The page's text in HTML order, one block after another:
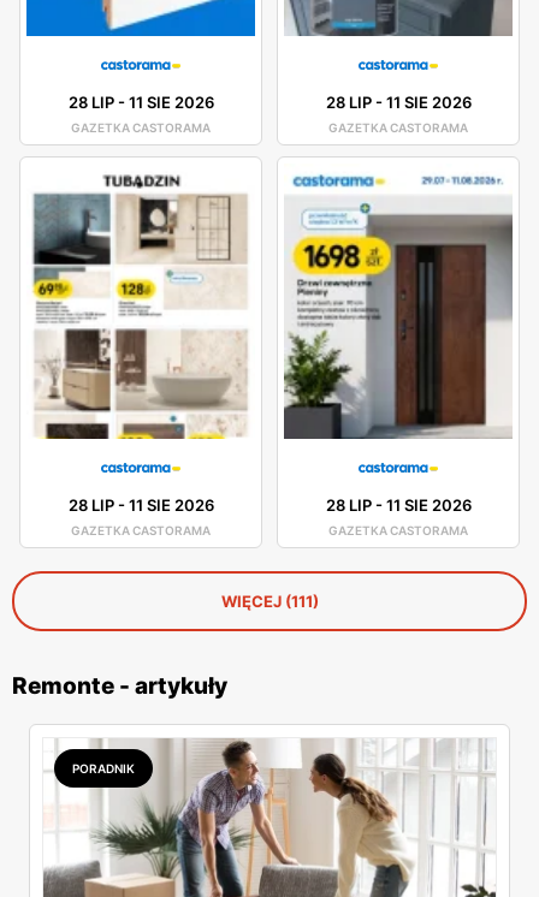
28 LIP-11 SIE 2026
GAZETKA CASTORAMA
28 LIP-11 SIE 2026
GAZETKA CASTORAMA
28 LIP-11 SIE 2026
GAZETKA CASTORAMA
28 LIP-11 SIE 2026
GAZETKA CASTORAMA
WIĘCEJ (111)
Remonte - artykuły
PORADNIK